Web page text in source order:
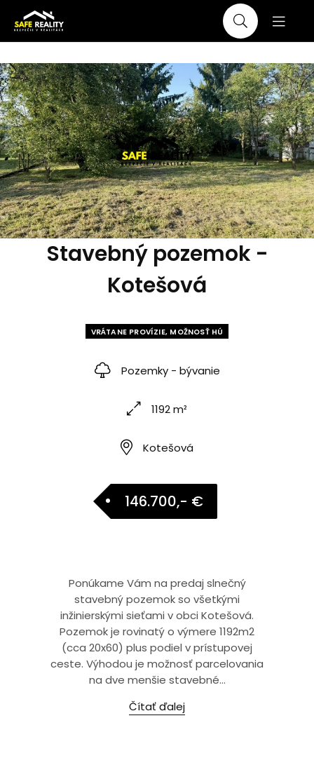
Stavebný pozemok -
Kotešová
VRÁTANE PROVÍZIE, MOŽNOSŤ HÚ
Pozemky - bývanie
1192 m²
Kotešová
146.700,- €
Ponúkame Vám na predaj slnečný
stavebný pozemok so všetkými
inžinierskými sieťami v obci Kotešová.
Pozemok je rovinatý o výmere 1192m2
(cca 20x60) plus podiel v prístupovej
ceste. Výhodou je možnosť parcelovania
na dve menšie stavebné...
Čítať ďalej